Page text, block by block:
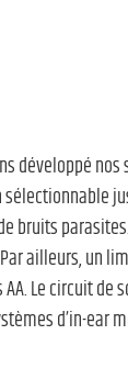
développé
ailleurs, un
Le circuit
d’in-ear